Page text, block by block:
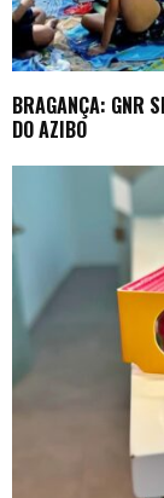
BRAGANÇA: GNR
DO AZIBO